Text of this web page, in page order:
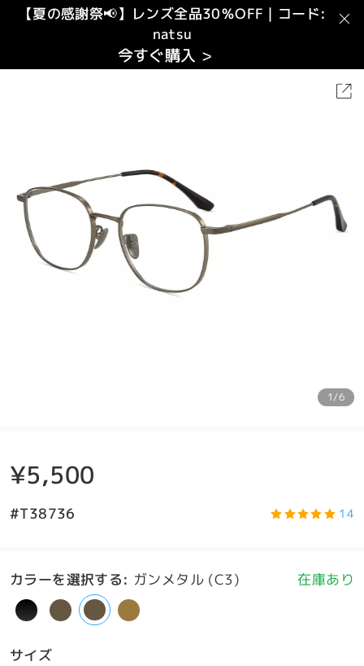
【夏の感謝祭📢】レンズ全品30％OFF｜コード:
natsu
今すぐ購入 >
1/6
¥5,500
#T38736 14
カラーを選択する: ガンメタル (C3) 在庫あり
サイズ